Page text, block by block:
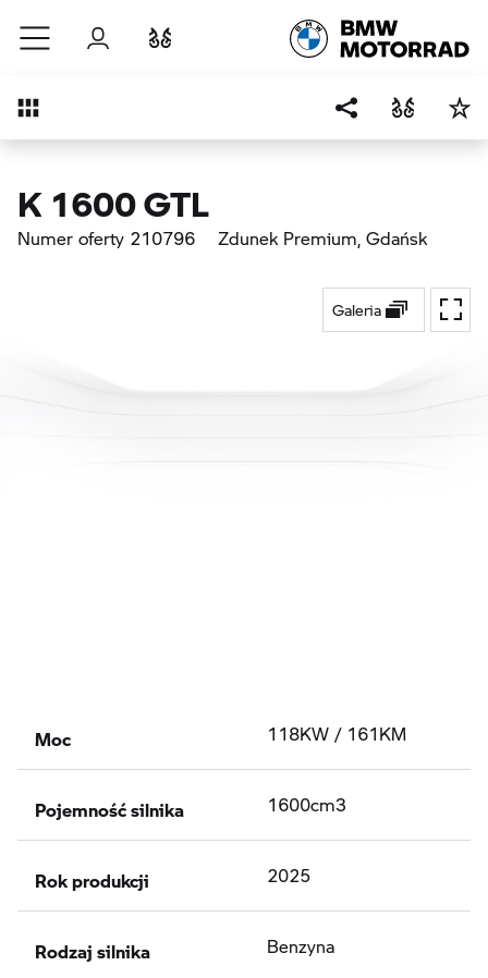
Przejdź do głównej treści
Zaloguj się
Przegląd
K 1600 GTL
Numer oferty 210796 Zdunek Premium, Gdańsk
Galeria
Moc 118KW / 161KM
Pojemność silnika 1600cm3
Rok produkcji 2025
Rodzaj silnika Benzyna